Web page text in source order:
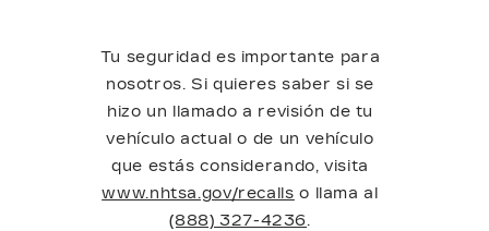
Tu seguridad es importante para
nosotros. Si quieres saber si se
hizo un llamado a revisión de tu
vehículo actual o de un vehículo
que estás considerando, visita
www.nhtsa.gov/recalls o llama al
(888) 327-4236.